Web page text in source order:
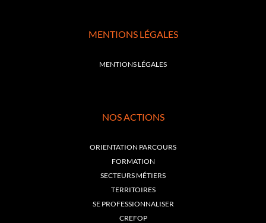
MENTIONS LÉGALES
MENTIONS LÉGALES
NOS ACTIONS
ORIENTATION PARCOURS
FORMATION
SECTEURS MÉTIERS
TERRITOIRES
SE PROFESSIONNALISER
CREFOP